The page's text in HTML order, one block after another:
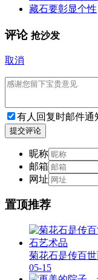
藏石要彰显个性
评论 抢沙发
取消
有人回复时邮件通
提交评论
昵称
邮箱
网址
置顶推荐
菊花石是传百
05-15